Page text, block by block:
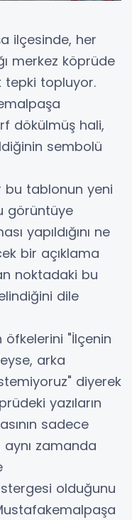
ilçesinde, her
merkez köprüde
tepki topluyor.
dökülmüş hali,
sembolü
bu tablonun yeni
görüntüye
yapıldığını ne
bir açıklama
noktadaki bu
dile
öfkelerini "İlçenin
arka
diyerek
yazıların
sadece
aynı zamanda
olduğunu